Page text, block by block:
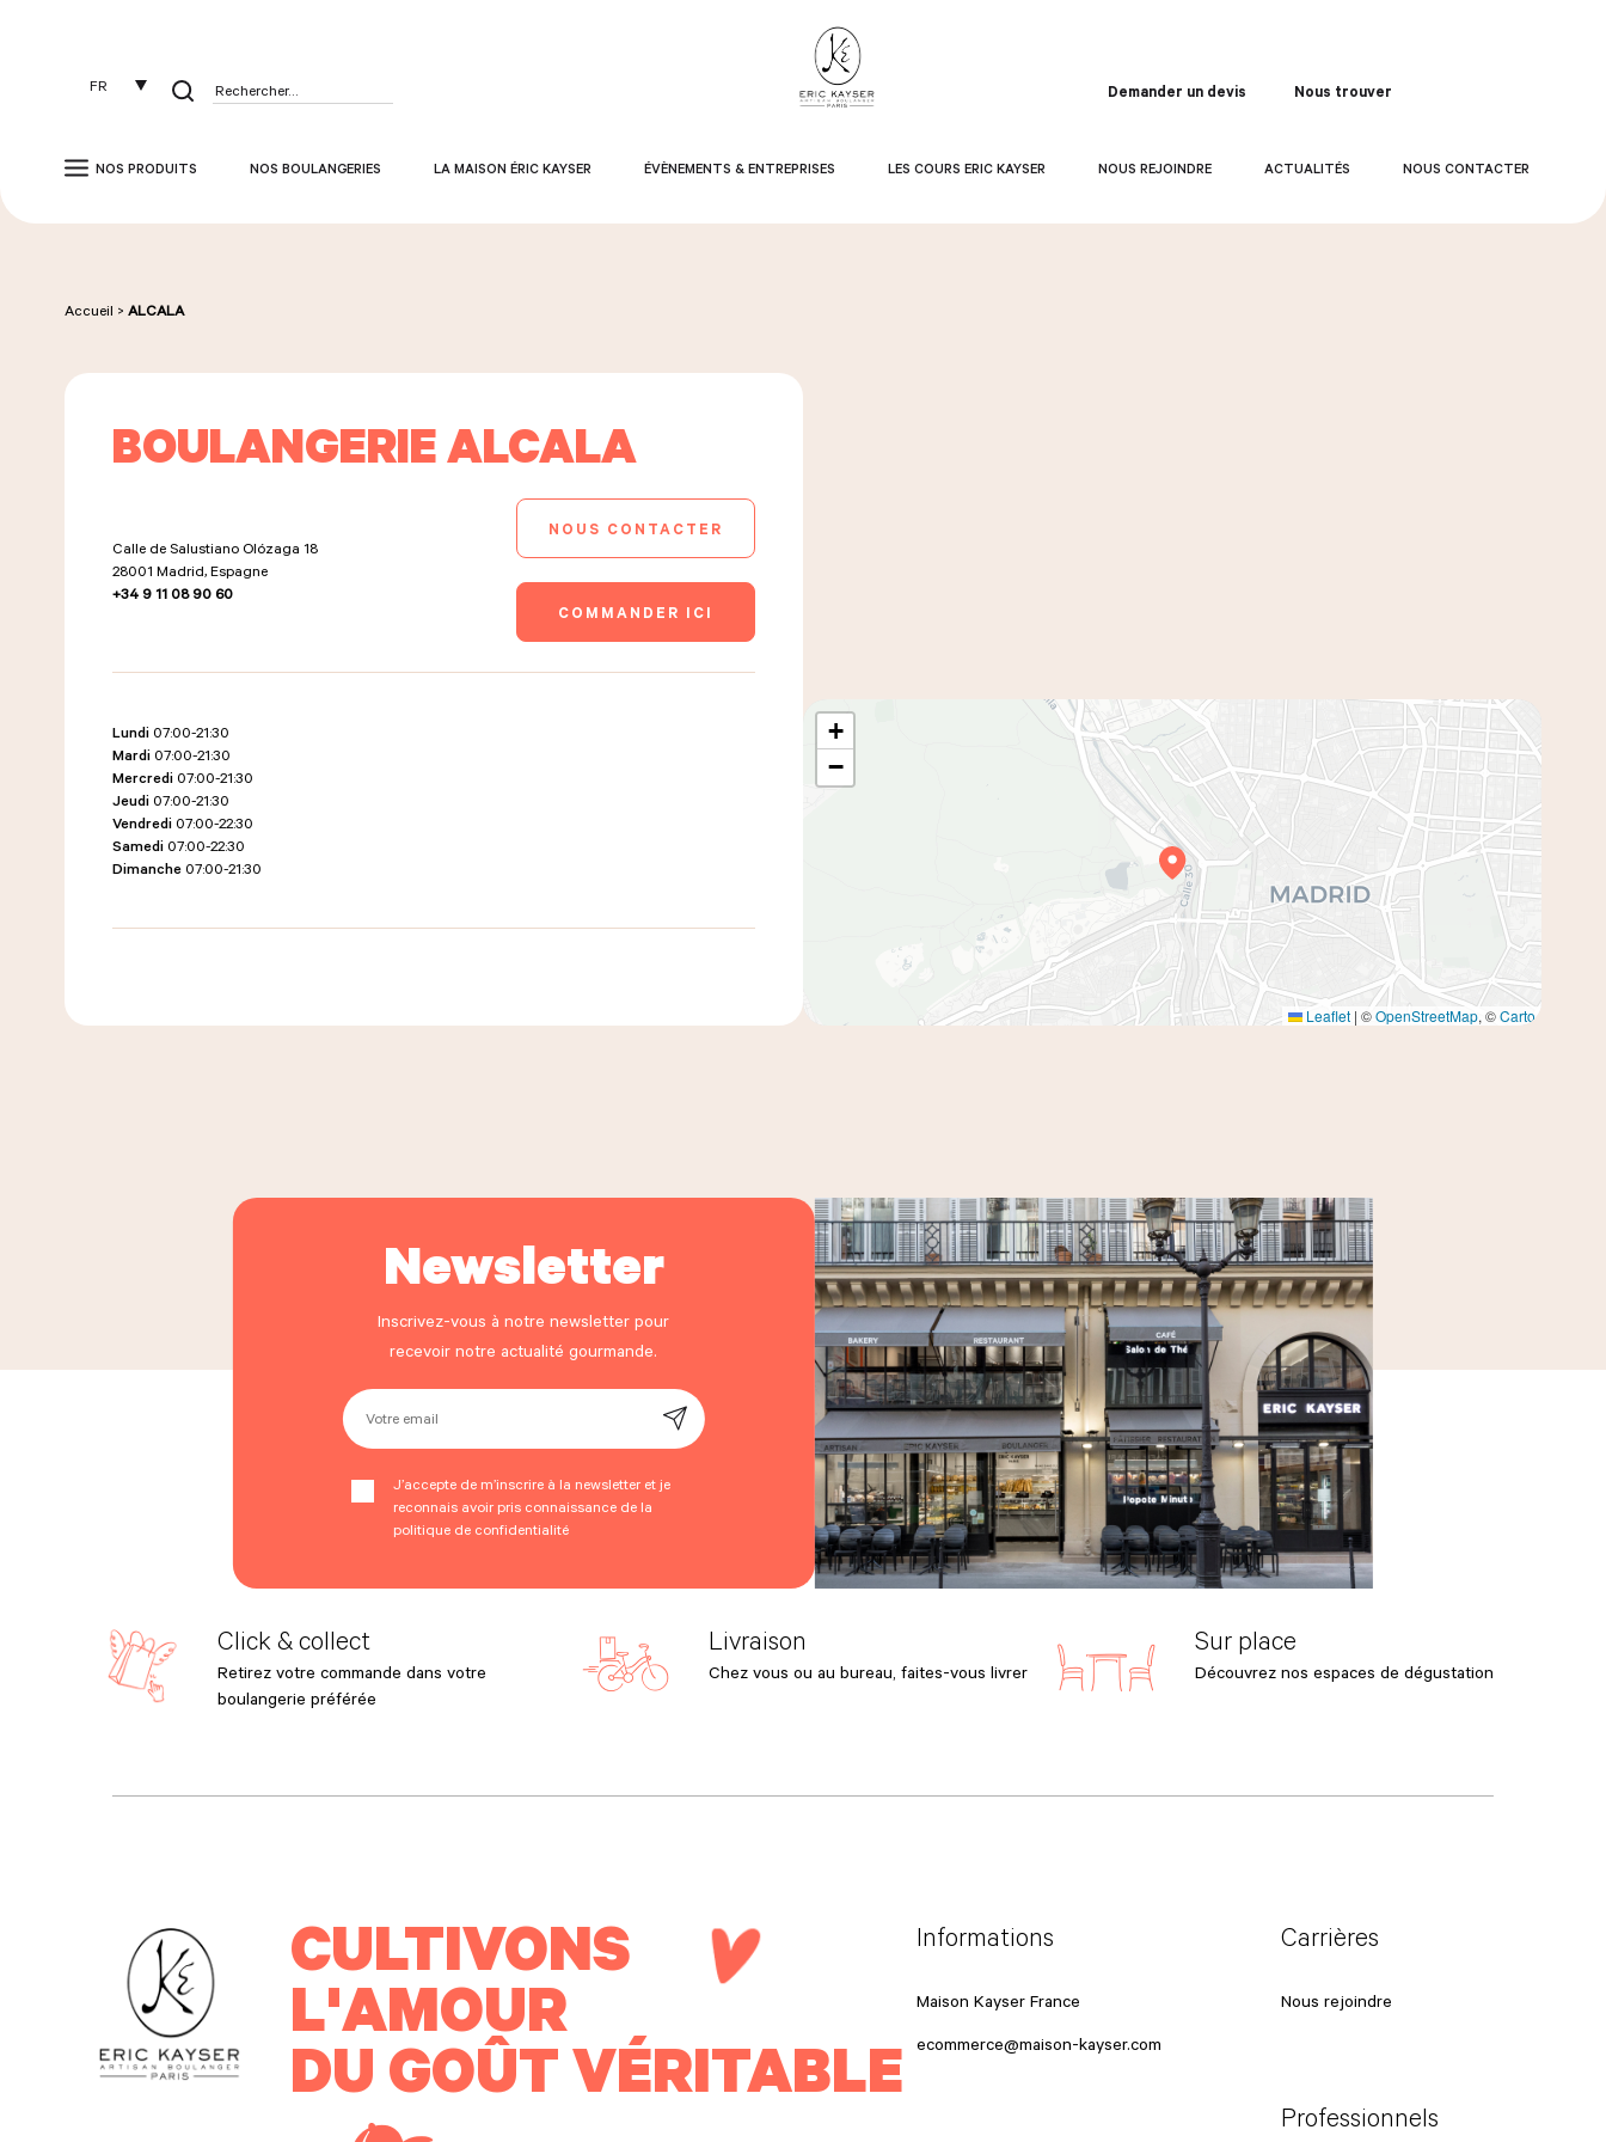
FR Rechercher : Demander un devis Nous trouver
NOS PRODUITS NOS BOULANGERIES LA MAISON ÉRIC KAYSER ÉVÈNEMENTS & ENTREPRISES LES COURS ERIC KAYSER NOUS REJOINDRE ACTUALITÉS NOUS CONTACTER
Accueil > ALCALA
BOULANGERIE ALCALA
Calle de Salustiano Olózaga 18
28001Madrid, Espagne
+34 9 11 08 90 60
NOUS CONTACTER
COMMANDER ICI
Lundi 07:00-21:30
Mardi 07:00-21:30
Mercredi 07:00-21:30
Jeudi 07:00-21:30
Vendredi 07:00-22:30
Samedi 07:00-22:30
Dimanche 07:00-21:30
+
−
Leaflet | ©OpenStreetMap, ©Carto
Newsletter
Inscrivez-vous à notre newsletter pour
recevoir notre actualité gourmande.
Votre email
J’accepte de m’inscrire à la newsletter et je
reconnais avoir pris connaissance de la
politique de confidentialité
Click & collect
Retirez votre commande dans votre
boulangerie préférée
Livraison
Chez vous ou au bureau, faites-vous livrer
Sur place
Découvrez nos espaces de dégustation
CULTIVONS
L'AMOUR
DU GOÛT VÉRITABLE
Informations
Maison Kayser France
ecommerce@maison-kayser.com
Carrières
Nous rejoindre
Professionnels